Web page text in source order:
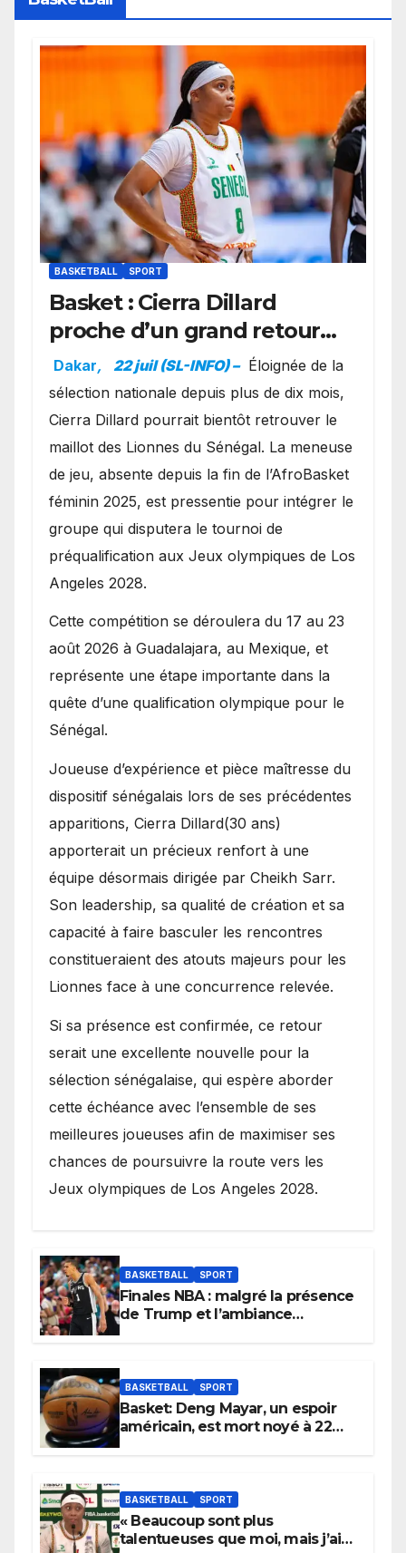
BASKETBALL SPORT
Basket : Cierra Dillard
proche d’un grand retour
avec les Lionnes ?
Dakar, 22 juil (SL-INFO) – Éloignée de la
sélection nationale depuis plus de dix mois,
Cierra Dillard pourrait bientôt retrouver le
maillot des Lionnes du Sénégal. La meneuse
de jeu, absente depuis la fin de l’AfroBasket
féminin 2025, est pressentie pour intégrer le
groupe qui disputera le tournoi de
préqualification aux Jeux olympiques de Los
Angeles 2028.
Cette compétition se déroulera du 17 au 23
août 2026 à Guadalajara, au Mexique, et
représente une étape importante dans la
quête d’une qualification olympique pour le
Sénégal.
Joueuse d’expérience et pièce maîtresse du
dispositif sénégalais lors de ses précédentes
apparitions, Cierra Dillard(30 ans)
apporterait un précieux renfort à une
équipe désormais dirigée par Cheikh Sarr.
Son leadership, sa qualité de création et sa
capacité à faire basculer les rencontres
constitueraient des atouts majeurs pour les
Lionnes face à une concurrence relevée.
Si sa présence est confirmée, ce retour
serait une excellente nouvelle pour la
sélection sénégalaise, qui espère aborder
cette échéance avec l’ensemble de ses
meilleures joueuses afin de maximiser ses
chances de poursuivre la route vers les
Jeux olympiques de Los Angeles 2028.
BASKETBALL SPORT
Finales NBA : malgré la présence
de Trump et l’ambiance
BASKETBALL SPORT
Basket: Deng Mayar, un espoir
américain, est mort noyé à 22
BASKETBALL SPORT
« Beaucoup sont plus
talentueuses que moi, mais j’ai